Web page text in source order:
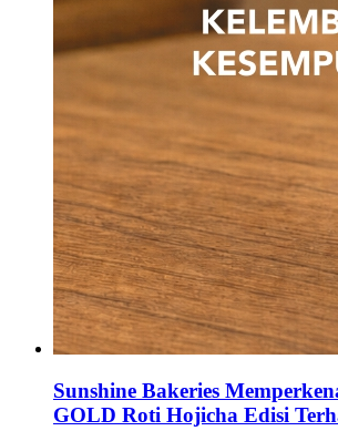
Sunshine Bakeries
GOLD Roti Hojicha Edisi